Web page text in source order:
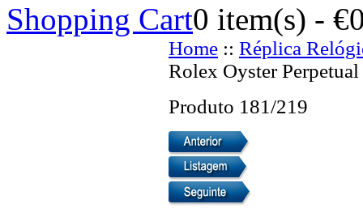
Shopping Cart0 item(s) -
Home :: Réplica
Rolex Oyster
Produto 181/219